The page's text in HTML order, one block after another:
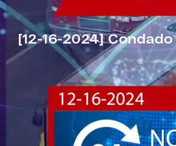
[12-16-2024]